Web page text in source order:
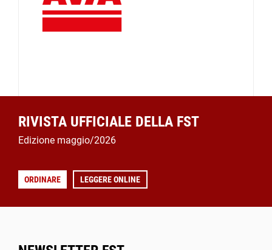
RIVISTA UFFICIALE DELLA FST
Edizione maggio/2026
ORDINARE LEGGERE ONLINE